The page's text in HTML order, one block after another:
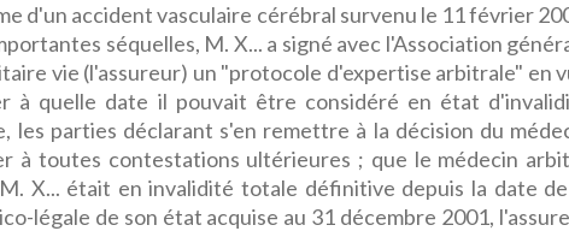
d'un accident vasculaire cérébral survenu le 11 février
séquelles, M. X... a signé avec l'Association
vie (l'assureur) un "protocole d'expertise arbitrale" en
à quelle date il pouvait être considéré en état
les parties déclarant s'en remettre à la décision du
à toutes contestations ultérieures ; que le médecin
X... était en invalidité totale définitive depuis la date
légale de son état acquise au 31 décembre 2001,